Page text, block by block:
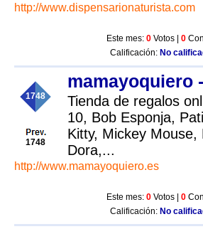
http://www.dispensarionaturista.com
Este mes: 0 Votos | 0
Calificación: No
1748
1748
mamayoquiero
Tienda de regalos
10, Bob Esponja,
Kitty, Mickey
Dora,...
http://www.mamayoquiero.es
Este mes: 0 Votos | 0
Calificación: No